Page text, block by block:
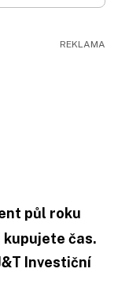
půl roku
kupujete čas.
Investiční